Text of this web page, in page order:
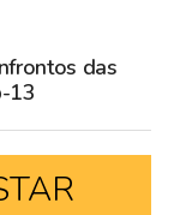
das
13